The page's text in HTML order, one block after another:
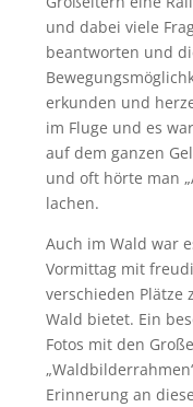
und dabei viele
beantworten und
erkunden und
im Fluge und es
auf dem ganzen
und oft hörte man
lachen.
Auch im Wald war
Vormittag mit
verschieden
Wald bietet. Ein
Fotos mit den
Erinnerung an